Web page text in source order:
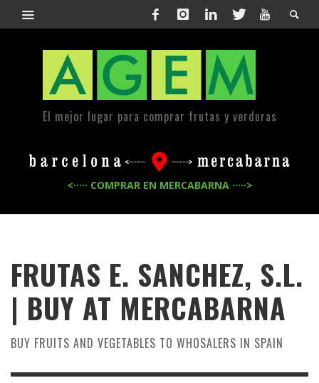
El mejor lugar para comprar frutas y verduras
<····· COMPRAR EN MERCABARNA ·····>
FRUTAS E. SANCHEZ, S.L.
| BUY AT MERCABARNA
BUY FRUITS AND VEGETABLES TO WHOSALERS IN SPAIN